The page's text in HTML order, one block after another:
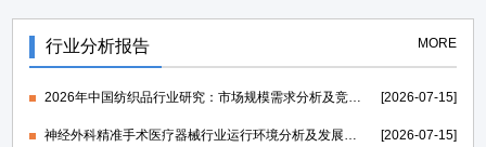
行业分析报告 MORE
2026年中国纺织品行业研究：市场规模需求分析及竞争格局研究-中金企信发布 [2026-07-15]
神经外科精准手术医疗器械行业运行环境分析及发展策略研究报告-中金企信发布 [2026-07-15]